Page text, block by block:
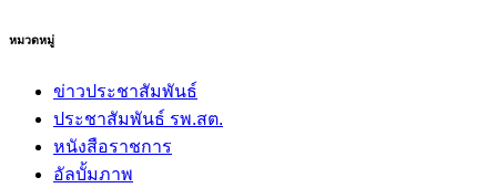
ประชาสัมพันธ์ รพ.สต.
อัลบั้มภาพ
คำสั่ง
วิสัยทัศน์และพันธกิจ